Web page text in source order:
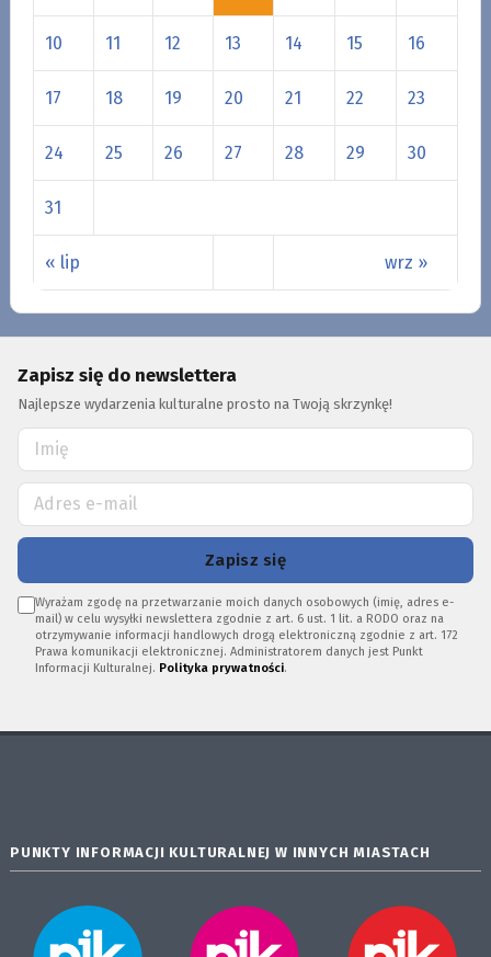
« lip wrz »
10 11 12 13 14 15 16
17 18 19 20 21 22 23
24 25 26 27 28 29 30
31
Zapisz się do newslettera
Najlepsze wydarzenia kulturalne prosto na Twoją skrzynkę!
Zapisz się
Wyrażam zgodę na przetwarzanie moich danych osobowych (imię, adres e-
mail) w celu wysyłki newslettera zgodnie z art. 6 ust. 1 lit. a RODO oraz na
otrzymywanie informacji handlowych drogą elektroniczną zgodnie z art. 172
Prawa komunikacji elektronicznej. Administratorem danych jest Punkt
Informacji Kulturalnej. Polityka prywatności.
PUNKTY INFORMACJI KULTURALNEJ W INNYCH MIASTACH